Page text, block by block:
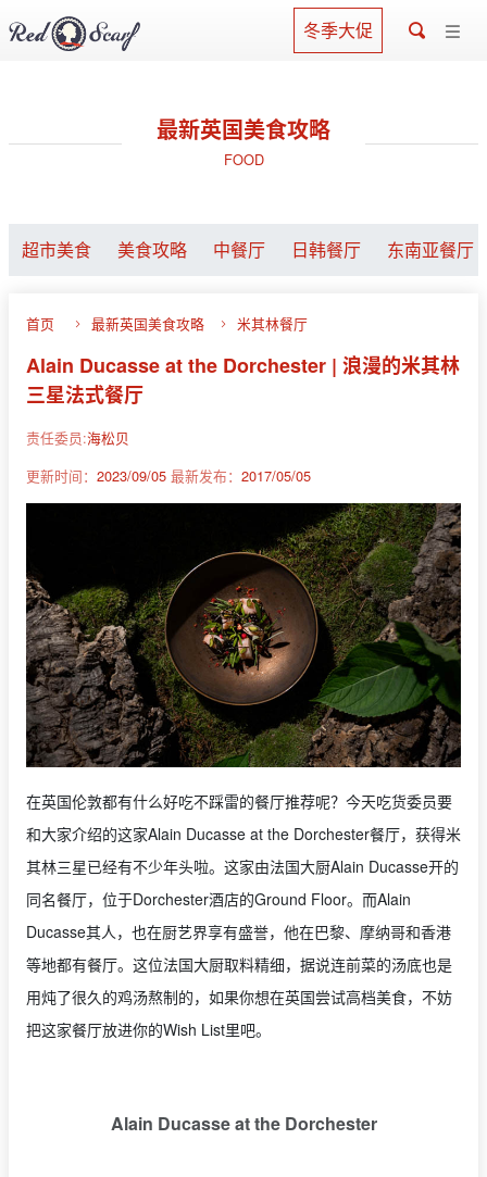
冬季大促
最新英国美食攻略
FOOD
超市美食 美食攻略 中餐厅 日韩餐厅 东南亚餐厅
首页 最新英国美食攻略 米其林餐厅
Alain Ducasse at the Dorchester | 浪漫的米其林
三星法式餐厅
责任委员:海松贝
更新时间： 2023/09/05 最新发布： 2017/05/05
在英国伦敦都有什么好吃不踩雷的餐厅推荐呢？今天吃货委员要
和大家介绍的这家Alain Ducasse at the Dorchester餐厅，获得米
其林三星已经有不少年头啦。这家由法国大厨Alain Ducasse开的
同名餐厅，位于Dorchester酒店的Ground Floor。而Alain
Ducasse其人，也在厨艺界享有盛誉，他在巴黎、摩纳哥和香港
等地都有餐厅。这位法国大厨取料精细，据说连前菜的汤底也是
用炖了很久的鸡汤熬制的，如果你想在英国尝试高档美食，不妨
把这家餐厅放进你的Wish List里吧。
Alain Ducasse at the Dorchester